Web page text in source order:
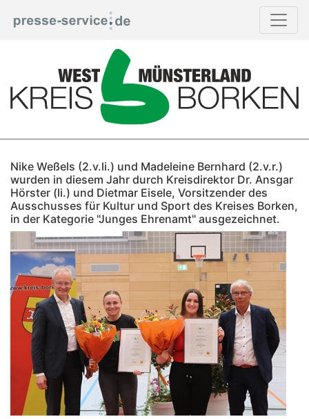
Nike Weßels (2.v.li.) und Madeleine Bernhard (2.v.r.)
wurden in diesem Jahr durch Kreisdirektor Dr. Ansgar
Hörster (li.) und Dietmar Eisele, Vorsitzender des
Ausschusses für Kultur und Sport des Kreises Borken,
in der Kategorie "Junges Ehrenamt" ausgezeichnet.